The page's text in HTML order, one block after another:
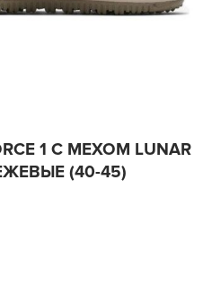
1 С МЕХОМ LUNAR
(40-45)